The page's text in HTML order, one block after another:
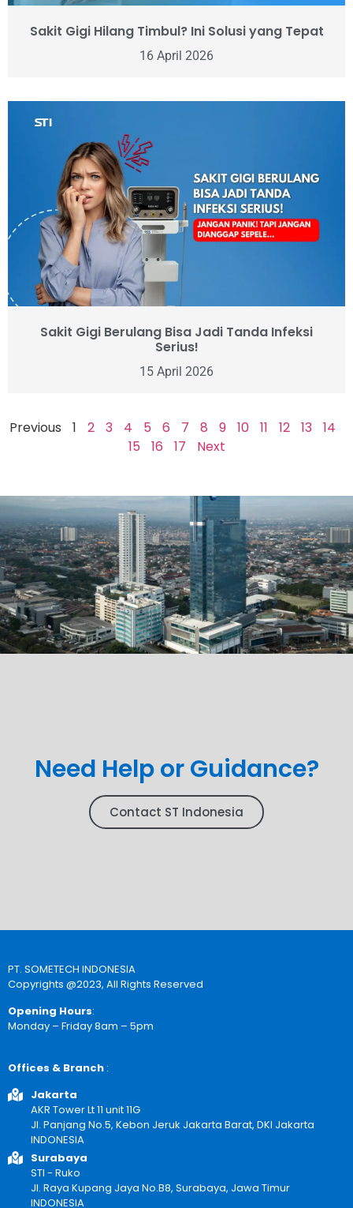
Sakit Gigi Hilang Timbul? Ini Solusi yang Tepat
16 April 2026
Sakit Gigi Berulang Bisa Jadi Tanda Infeksi
Serius!
15 April 2026
Previous 1 2 3 4 5 6 7 8 9 10 11 12 13
14
15
16 17 Next
Need Help or Guidance?
Contact ST Indonesia
PT. SOMETECH INDONESIA
Copyrights @2023, All Rights Reserved
Opening Hours:
Monday – Friday 8am – 5pm
Offices & Branch :
Jakarta
AKR Tower Lt 11 unit 11G
Jl. Panjang No.5, Kebon Jeruk Jakarta Barat, DKI Jakarta
INDONESIA
Surabaya
STI - Ruko
Jl. Raya Kupang Jaya No.B8, Surabaya, Jawa Timur
INDONESIA